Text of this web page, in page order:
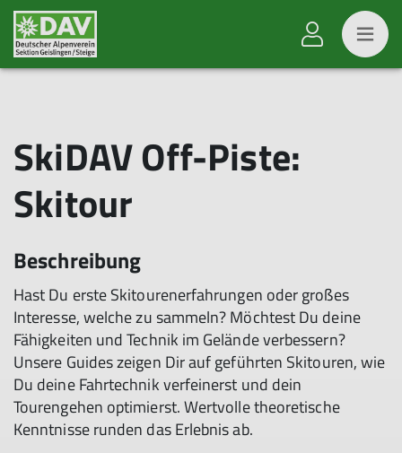
SkiDAV Off-Piste:
Skitour
Beschreibung
Hast Du erste Skitourenerfahrungen oder großes
Interesse, welche zu sammeln? Möchtest Du deine
Fähigkeiten und Technik im Gelände verbessern?
Unsere Guides zeigen Dir auf geführten Skitouren, wie
Du deine Fahrtechnik verfeinerst und dein
Tourengehen optimierst. Wertvolle theoretische
Kenntnisse runden das Erlebnis ab.